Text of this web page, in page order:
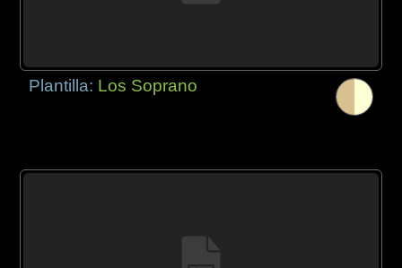
Plantilla: Los Soprano